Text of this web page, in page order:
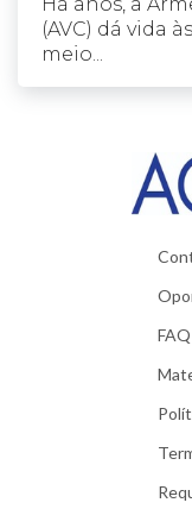
Há anos, a
(AVC) dá vida
meio...
FAQ